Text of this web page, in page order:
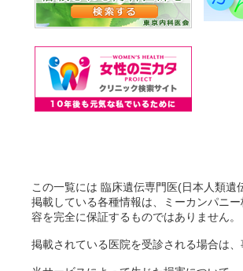
この一覧には 臨床遺伝専門医(日本人類遺
掲載している各種情報は、ミーカンパニ
容を完全に保証するものではありません。
掲載されている医院を受診される場合は